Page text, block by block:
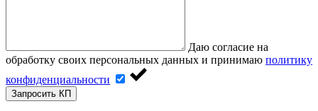
Даю согласие на
обработку своих персональных данных и принимаю политику
конфиденциальности
Запросить КП